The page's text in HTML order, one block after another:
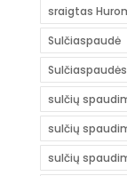
sraigtas
Sulčiaspaudė
sulčių
sulčių
sulčių